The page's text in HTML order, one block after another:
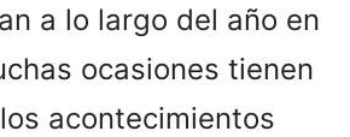
a lo largo del año en
ocasiones tienen
acontecimientos